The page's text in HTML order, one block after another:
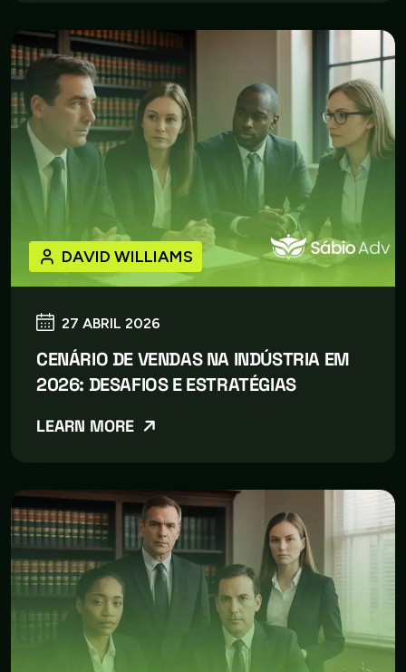
27 ABRIL 2026
DAVID WILLIAMS
CENÁRIO DE VENDAS NA INDÚSTRIA EM
2026: DESAFIOS E ESTRATÉGIAS
LEARN MORE